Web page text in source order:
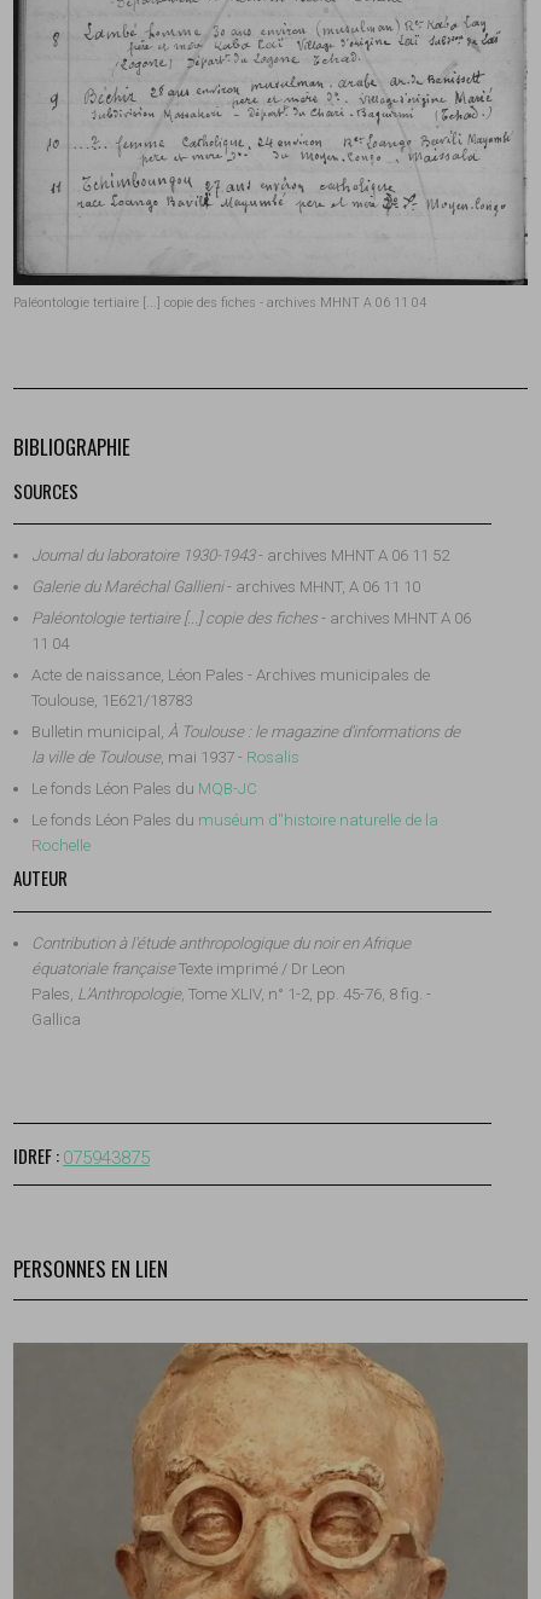
Paléontologie tertiaire [...] copie des fiches - archives MHNT A 06 11 04
BIBLIOGRAPHIE
SOURCES
Journal du laboratoire 1930-1943- archives MHNT A 06 11 52
Galerie du Maréchal Gallieni- archives MHNT, A 06 11 10
Paléontologie tertiaire [...] copie des fiches - archives MHNT A 06
11 04
Acte de naissance, Léon Pales - Archives municipales de
Toulouse, 1E621/18783
Bulletin municipal,À Toulouse : le magazine d'informations de
la ville de Toulouse, mai 1937 - Rosalis
Le fonds Léon Pales du MQB-JC
Le fonds Léon Pales du muséum d''histoire naturelle de la
Rochelle
AUTEUR
Contribution à l'étude anthropologique du noir en Afrique
équatoriale françaiseTexte imprimé / Dr Leon
Pales, L'Anthropologie, Tome XLIV, n° 1-2, pp. 45-76, 8 fig. -
Gallica
IDREF : 075943875
PERSONNES EN LIEN